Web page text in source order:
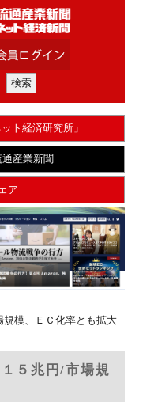
ト経済研究所」
通産業新聞
ア
模、ＥＣ化率とも拡大
５兆円/市場規